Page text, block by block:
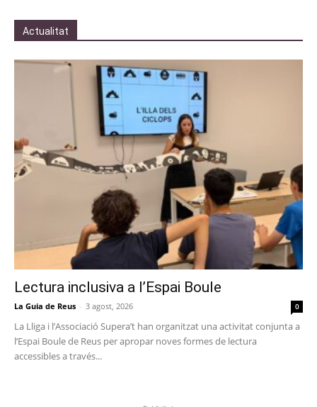
Actualitat
Lectura inclusiva a l’Espai Boule
La Guia de Reus - 3 agost, 2026 0
La Lliga i l’Associació Supera’t han organitzat una activitat conjunta a
l’Espai Boule de Reus per apropar noves formes de lectura
accessibles a través...